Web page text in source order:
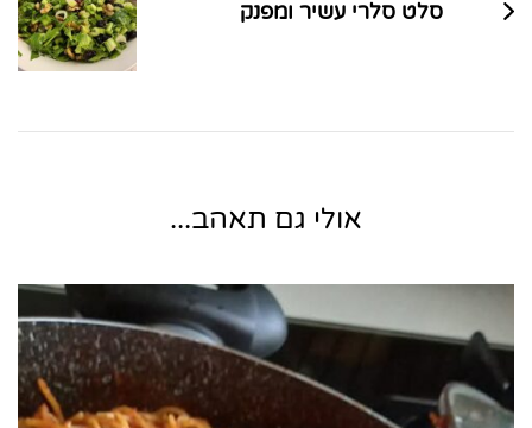
סלט סלרי עשיר ומפנק
אולי גם תאהב...